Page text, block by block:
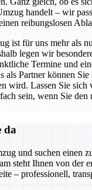
handelt – wir
reibungslosen
ist für uns mehr als
legen wir
Termine und
als Partner können Sie
wird. Lassen Sie sich
sein, wenn Sie den
da
und suchen einen
steht Ihnen von der
– professionell,